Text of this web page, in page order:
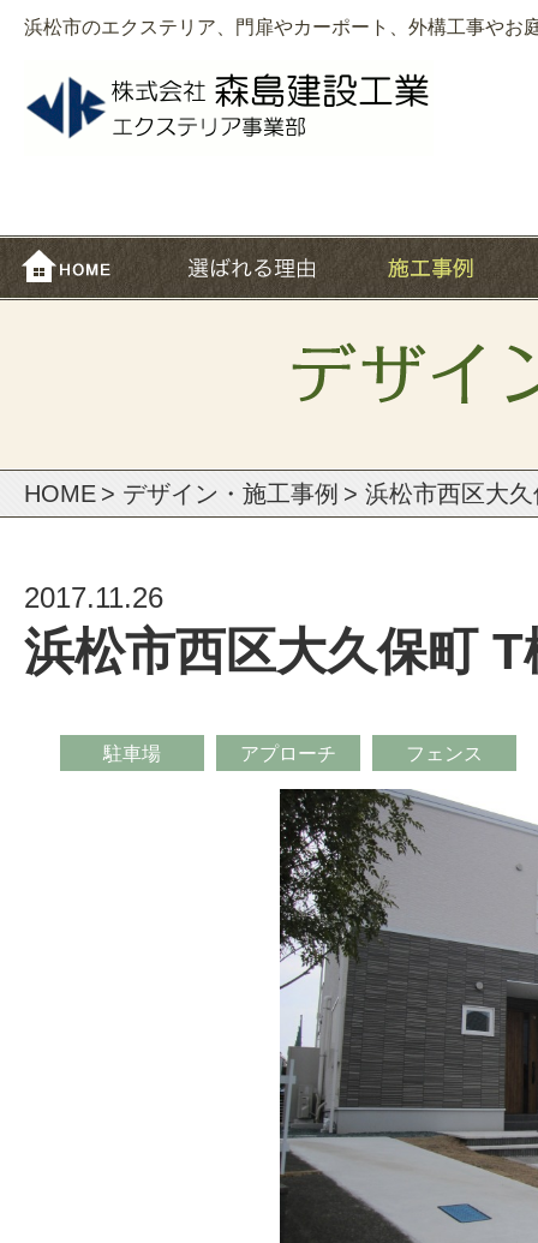
浜松市のエクステリア、門扉やカーポート、外構工事やお
HOME > デザイン・施⼯事例 > 浜松市西区大
2017.11.26
浜松市西区大久保町
駐車場 アプローチ フェンス